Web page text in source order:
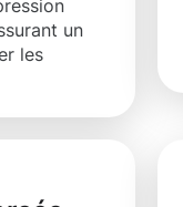
un
les